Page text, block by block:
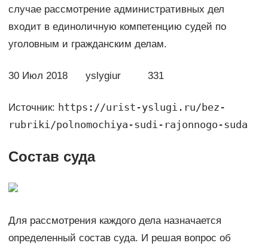
случае рассмотрение административных дел
входит в единоличную компетенцию судей по
уголовным и гражданским делам.
30 Июл 2018 yslygiur 331
Источник: https://urist-yslugi.ru/bez-
rubriki/polnomochiya-sudi-rajonnogo-suda
Состав суда
Для рассмотрения каждого дела назначается
определенный состав суда. И решая вопрос об